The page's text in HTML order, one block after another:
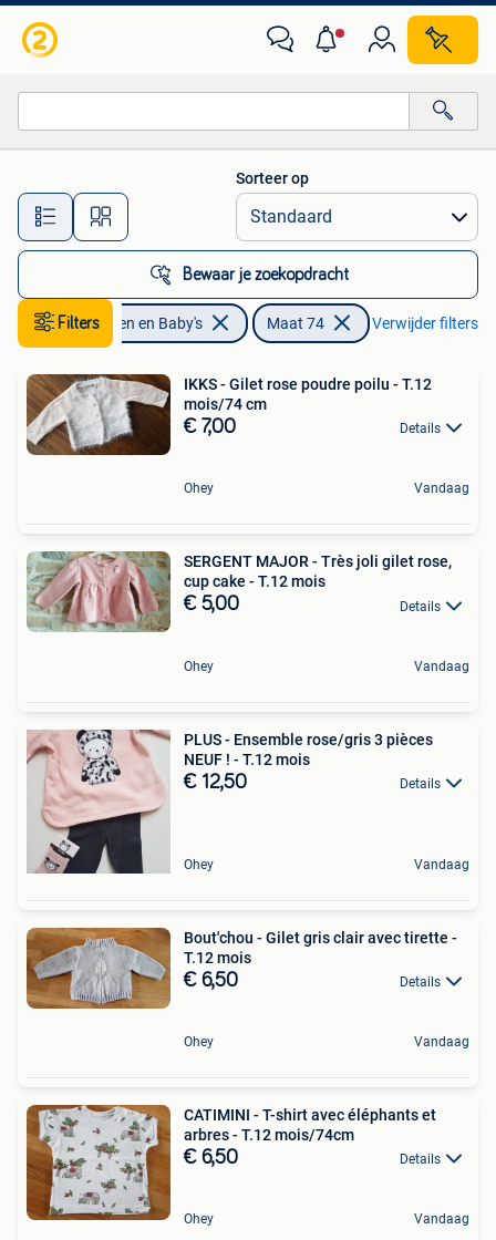
Alle afstanden…
Sorteer op
Bewaar je zoekopdracht
Filters
Kinderen en Baby's Maat 74 Verwijder filters
IKKS - Gilet rose poudre poilu - T.12
mois/74 cm
€ 7,00 Details
Ohey Vandaag
SERGENT MAJOR - Très joli gilet rose,
cup cake - T.12 mois
€ 5,00 Details
Ohey Vandaag
PLUS - Ensemble rose/gris 3 pièces
NEUF ! - T.12 mois
€ 12,50 Details
Ohey Vandaag
Bout'chou - Gilet gris clair avec tirette -
T.12 mois
€ 6,50 Details
Ohey Vandaag
CATIMINI - T-shirt avec éléphants et
arbres - T.12 mois/74cm
€ 6,50 Details
Ohey Vandaag